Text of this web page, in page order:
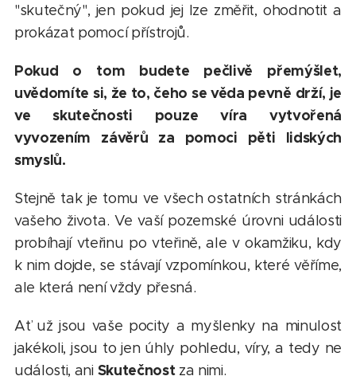
"skutečný", jen pokud jej lze změřit, ohodnotit a
prokázat pomocí přístrojů.
Pokud o tom budete pečlivě přemýšlet,
uvědomíte si, že to, čeho se věda pevně drží, je
ve skutečnosti pouze víra vytvořená
vyvozením závěrů za pomoci pěti lidských
smyslů.
Stejně tak je tomu ve všech ostatních stránkách
vašeho života. Ve vaší pozemské úrovni události
probíhají vteřinu po vteřině, ale v okamžiku, kdy
k nim dojde, se stávají vzpomínkou, které věříme,
ale která není vždy přesná.
Ať už jsou vaše pocity a myšlenky na minulost
jakékoli, jsou to jen úhly pohledu, víry, a tedy ne
události, ani Skutečnostza nimi.